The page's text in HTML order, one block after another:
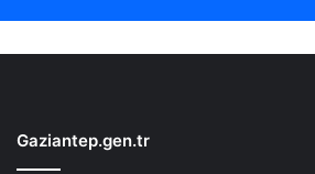
Gaziantep.gen.tr